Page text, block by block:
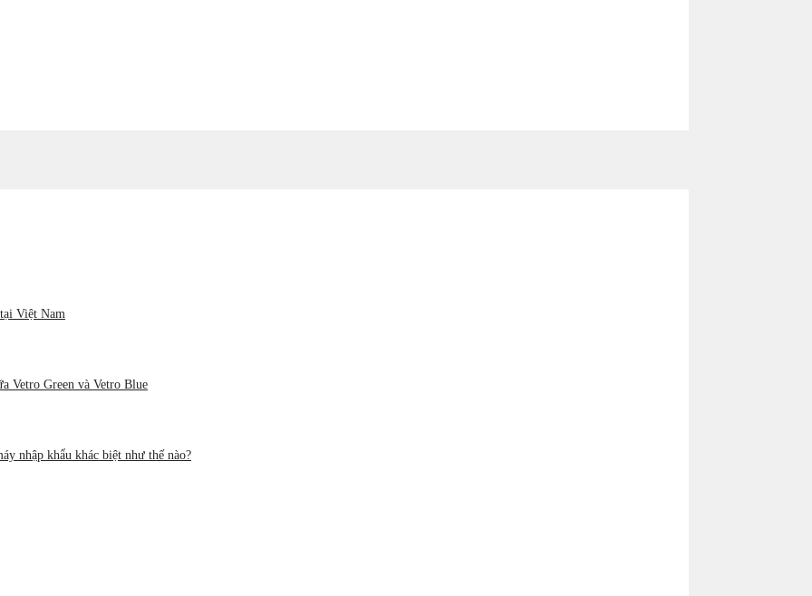
Việt Nam
Vetro Green và Vetro Blue
nhập khẩu khác biệt như thế nào?